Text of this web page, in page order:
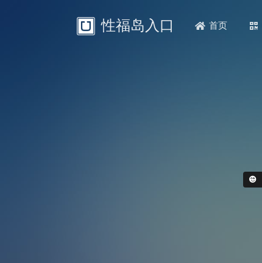
性福岛入口 首页